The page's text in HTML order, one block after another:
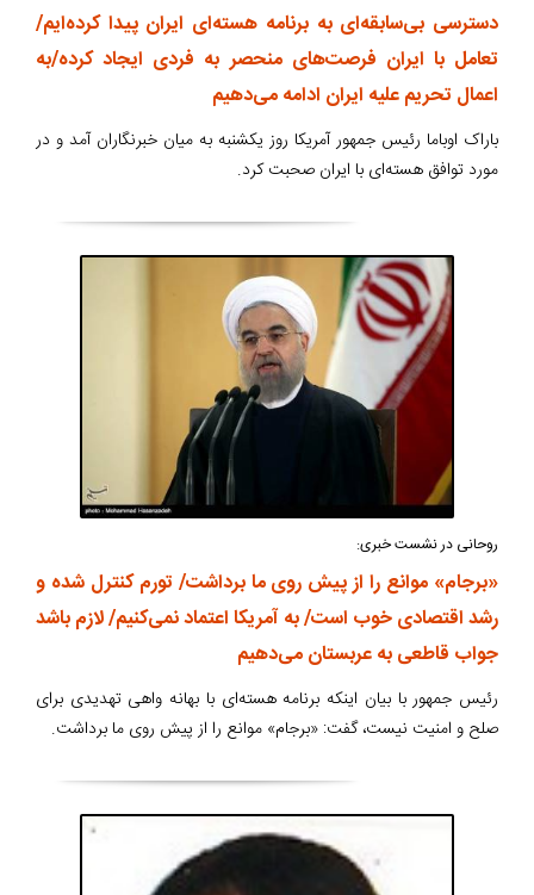
دسترسی بی‌سابقه‌ای به برنامه هسته‌ای ایران پیدا کرده‌ایم/
تعامل با ایران فرصت‌های منحصر به فردی ایجاد کرده/به
اعمال تحریم علیه ایران ادامه می‌دهیم
باراک اوباما رئیس جمهور آمریکا روز یکشنبه به میان خبرنگاران آمد و در
مورد توافق هسته‌ای با ایران صحبت کرد.
روحانی در نشست خبری:
«برجام» موانع را از پیش روی ما برداشت/ تورم کنترل شده و
رشد اقتصادی خوب است/ به آمریکا اعتماد نمی‌کنیم/ لازم باشد
جواب قاطعی به عربستان می‌دهیم
رئیس جمهور با بیان اینکه برنامه هسته‌ای با بهانه واهی تهدیدی برای
صلح و امنیت نیست، گفت: «برجام» موانع را از پیش روی ما برداشت.